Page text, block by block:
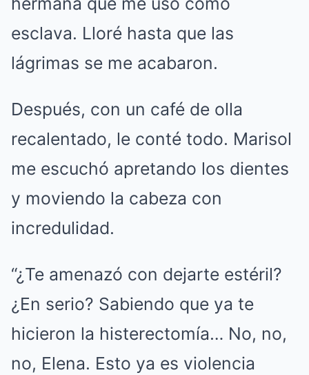
esclava. Lloré hasta que las
lágrimas se me acabaron.
Después, con un café de olla
recalentado, le conté todo. Marisol
me escuchó apretando los dientes
y moviendo la cabeza con
incredulidad.
“¿Te amenazó con dejarte estéril?
¿En serio? Sabiendo que ya te
hicieron la histerectomía… No, no,
no, Elena. Esto ya es violencia